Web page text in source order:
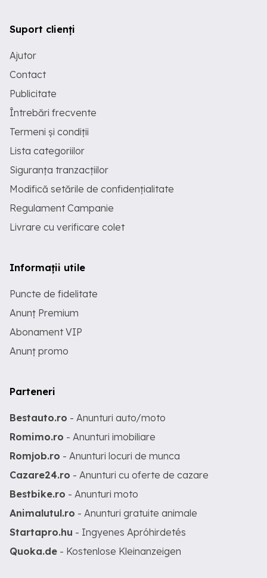
Suport clienți
Ajutor
Contact
Publicitate
Întrebări frecvente
Termeni și condiții
Lista categoriilor
Siguranța tranzacțiilor
Modifică setările de confidențialitate
Regulament Campanie
Livrare cu verificare colet
Informații utile
Puncte de fidelitate
Anunț Premium
Abonament VIP
Anunț promo
Parteneri
Bestauto.ro - Anunturi auto/moto
Romimo.ro - Anunturi imobiliare
Romjob.ro - Anunturi locuri de munca
Cazare24.ro - Anunturi cu oferte de cazare
Bestbike.ro - Anunturi moto
Animalutul.ro - Anunturi gratuite animale
Startapro.hu - Ingyenes Apróhirdetés
Quoka.de - Kostenlose Kleinanzeigen